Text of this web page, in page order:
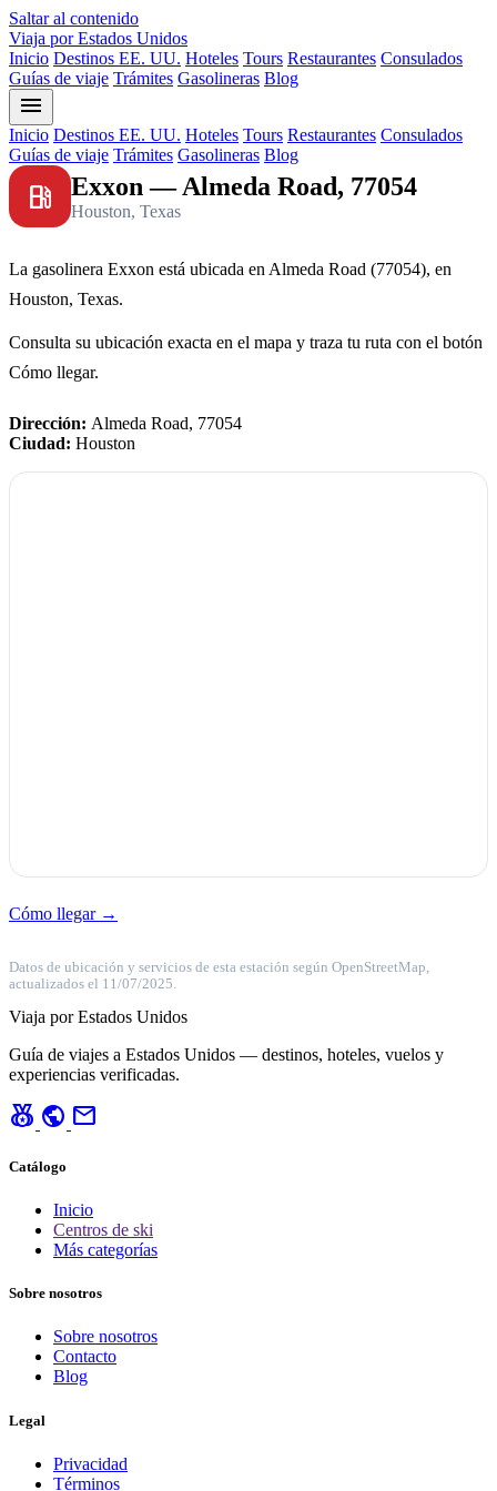
Saltar al contenido
Viaja por Estados Unidos
Inicio Destinos EE. UU. Hoteles Tours Restaurantes Consulados
Guías de viaje Trámites Gasolineras Blog
menu
Inicio Destinos EE. UU. Hoteles Tours Restaurantes Consulados
Guías de viaje Trámites Gasolineras Blog
local_gas_station Exxon — Almeda Road, 77054
Houston, Texas
La gasolinera Exxon está ubicada en Almeda Road (77054), en
Houston, Texas.
Consulta su ubicación exacta en el mapa y traza tu ruta con el botón
Cómo llegar.
Dirección: Almeda Road, 77054
Ciudad: Houston
Cómo llegar →
Datos de ubicación y servicios de esta estación según OpenStreetMap,
actualizados el 11/07/2025.
Viaja por Estados Unidos
Guía de viajes a Estados Unidos — destinos, hoteles, vuelos y
experiencias verificadas.
social_leaderboard public mail
Catálogo
Inicio
Centros de ski
Más categorías
Sobre nosotros
Sobre nosotros
Contacto
Blog
Legal
Privacidad
Términos